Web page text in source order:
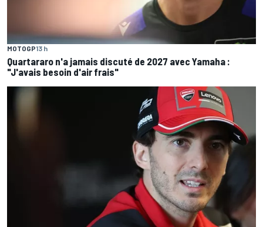
MOTOGP13 h
Quartararo n'a jamais discuté de 2027 avec Yamaha :
"J'avais besoin d'air frais"